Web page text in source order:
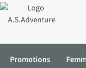
Promotions